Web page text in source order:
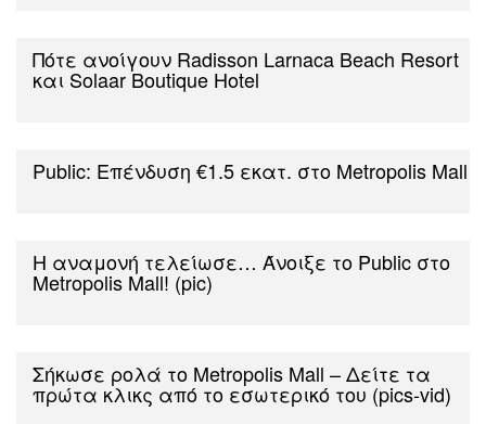
Πότε ανοίγουν Radisson Larnaca Beach Resort
και Solaar Boutique Hotel
Public: Επένδυση €1.5 εκατ. στο Metropolis Mall
H αναμονή τελείωσε… Άνοιξε το Public στο
Metropolis Mall! (pic)
Σήκωσε ρολά το Metropolis Mall – Δείτε τα
πρώτα κλικς από το εσωτερικό του (pics-vid)